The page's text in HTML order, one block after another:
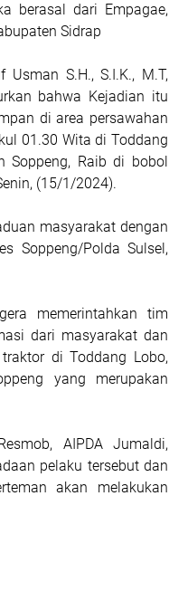
berasal dari Empagae,
Sidrap
Usman S.H., S.I.K., M.T,
bahwa Kejadian itu
di area persawahan
01.30 Wita di Toddang
Soppeng, Raib di bobol
(15/1/2024).
masyarakat dengan
Soppeng/Polda Sulsel,
memerintahkan tim
dari masyarakat dan
di Toddang Lobo,
yang merupakan
AIPDA Jumaldi,
pelaku tersebut dan
akan melakukan